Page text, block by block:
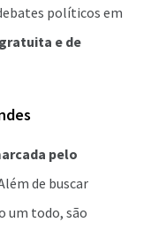
políticos em
e de
pelo
de buscar
um todo, são